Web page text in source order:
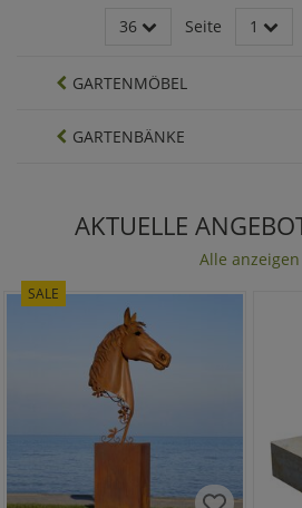
36 Seite 1
GARTENMÖBEL
GARTENBÄNKE
AKTUELLE
Alle anzeigen
SALE